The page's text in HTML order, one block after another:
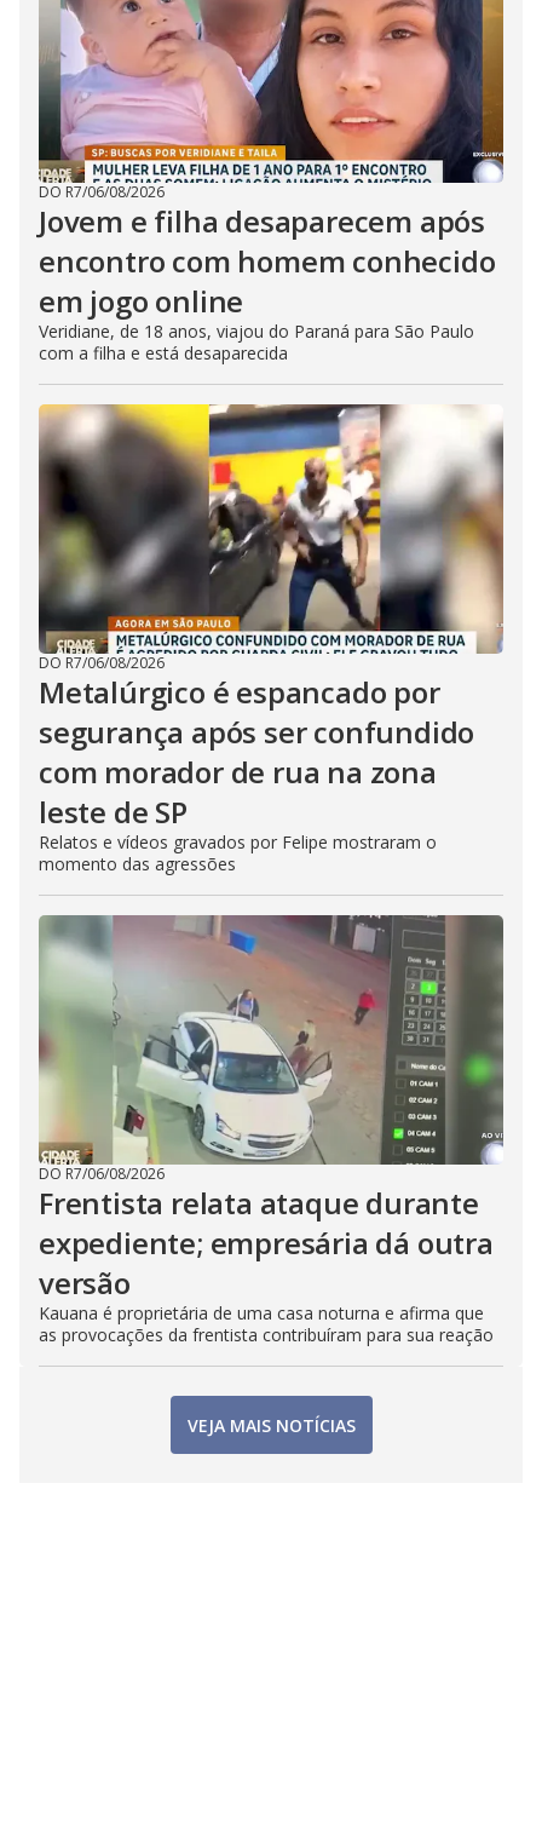
DO R7/06/08/2026
Jovem e filha desaparecem após
encontro com homem conhecido
em jogo online
Veridiane, de 18 anos, viajou do Paraná para São Paulo
com a filha e está desaparecida
DO R7/06/08/2026
Metalúrgico é espancado por
segurança após ser confundido
com morador de rua na zona
leste de SP
Relatos e vídeos gravados por Felipe mostraram o
momento das agressões
DO R7/06/08/2026
Frentista relata ataque durante
expediente; empresária dá outra
versão
Kauana é proprietária de uma casa noturna e afirma que
as provocações da frentista contribuíram para sua reação
VEJA MAIS NOTÍCIAS